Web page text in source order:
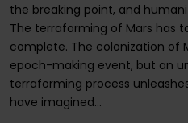
the breaking point, and
The terraforming of Mars has
complete. The colonization of
epoch-making event, but an
terraforming process
have imagined...